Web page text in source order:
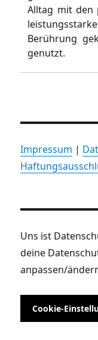
Alltag mit den
Berührung
genutzt.
Impressum |
Uns ist
deine
anpassen/
Cookie-